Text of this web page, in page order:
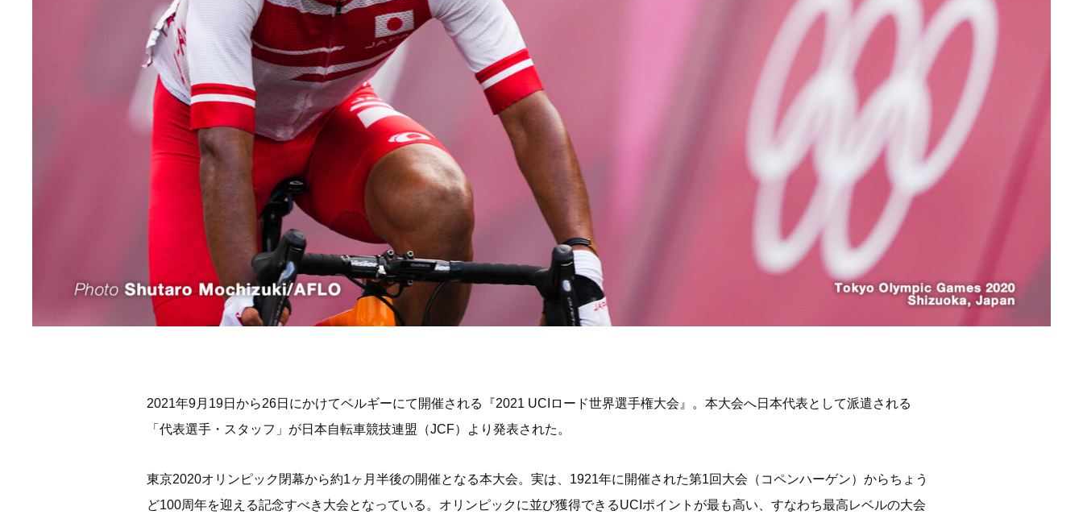
2021年9月19日から26日にかけてベルギーにて開催される『2021 UCIロード世界選手権大会』。本大会へ日本代表として派遣される
「代表選手・スタッフ」が日本自転車競技連盟（JCF）より発表された。
東京2020オリンピック閉幕から約1ヶ月半後の開催となる本大会。実は、1921年に開催された第1回大会（コペンハーゲン）からちょう
ど100周年を迎える記念すべき大会となっている。オリンピックに並び獲得できるUCIポイントが最も高い、すなわち最高レベルの大会